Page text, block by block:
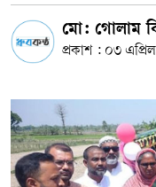
মো: গোলাম
প্রকাশ : ০৩